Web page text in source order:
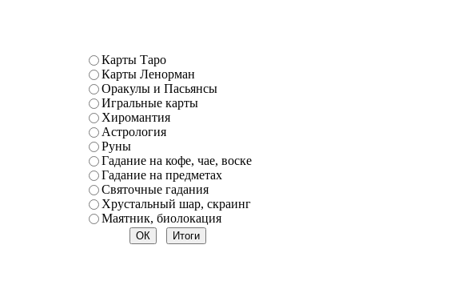
Карты Таро
Карты Ленорман
Оракулы и Пасьянсы
Игральные карты
Хиромантия
Астрология
Руны
Гадание на кофе, чае, воске
Гадание на предметах
Святочные гадания
Хрустальный шар, скраинг
Маятник, биолокация